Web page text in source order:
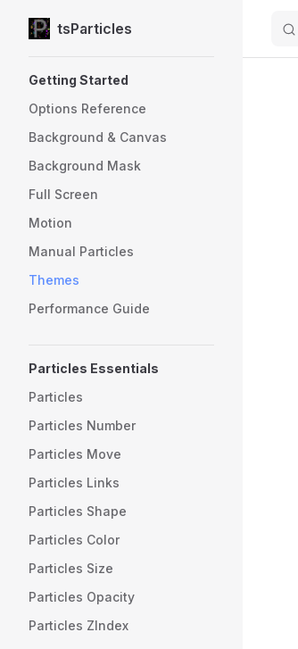
Skip to content
tsParticles
Getting Started
Options Reference
Background & Canvas
Background Mask
Full Screen
Motion
Manual Particles
Themes
Performance Guide
Particles Essentials
Particles
Particles Number
Particles Move
Particles Links
Particles Shape
Particles Color
Particles Size
Particles Opacity
Particles ZIndex